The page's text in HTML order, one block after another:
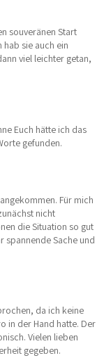
souveränen Start
sie auch ein
viel leichter getan,
Euch hätte ich das
gefunden.
Für mich
nicht
die Situation so gut
spannende Sache und
da ich keine
in der Hand hatte. Der
Vielen lieben
gegeben.